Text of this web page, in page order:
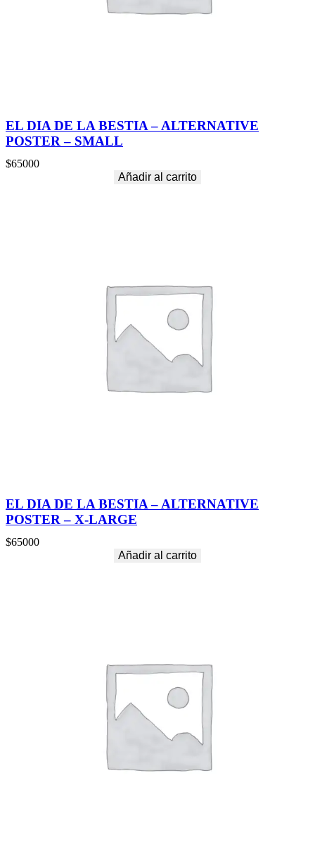
EL DIA DE LA BESTIA – ALTERNATIVE
POSTER – SMALL
$65000
Añadir al carrito
EL DIA DE LA BESTIA – ALTERNATIVE
POSTER – X-LARGE
$65000
Añadir al carrito